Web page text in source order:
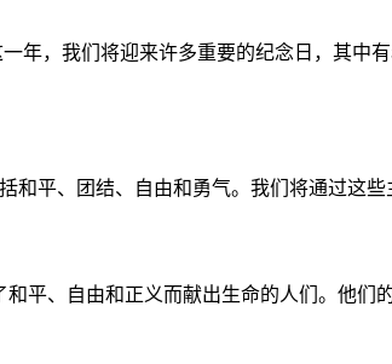
年，我们将迎来许多重要的纪念日，其中
和平、团结、自由和勇气。我们将通过这
平、自由和正义而献出生命的人们。他们